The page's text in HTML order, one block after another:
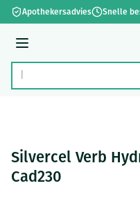
Ga naar de inhoud
Apothekersadvies Snelle
Menu
Product, merk, categorie...
Silvercel Verb
Cad230